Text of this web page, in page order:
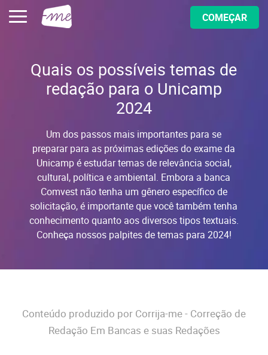
COMEÇAR
Quais os possíveis temas de
redação para o Unicamp
2024
Um dos passos mais importantes para se
preparar para as próximas edições do exame da
Unicamp é estudar temas de relevância social,
cultural, política e ambiental. Embora a banca
Comvest não tenha um gênero específico de
solicitação, é importante que você também tenha
conhecimento quanto aos diversos tipos textuais.
Conheça nossos palpites de temas para 2024!
Conteúdo produzido por Corrija-me - Correção de
Redação Em Bancas e suas Redações